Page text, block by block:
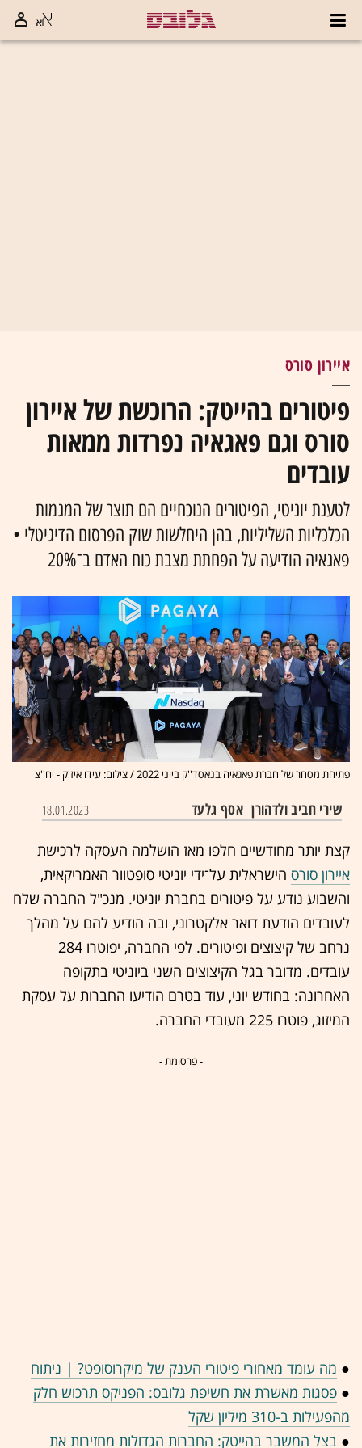
איירון סורס
פיטורים בהייטק: הרוכשת של איירון
סורס וגם פאגאיה נפרדות ממאות
עובדים
לטענת יוניטי, הפיטורים הנוכחיים הם תוצר של המגמות
הכלכליות השליליות, בהן היחלשות שוק הפרסום הדיגיטלי •
פאגאיה הודיעה על הפחתת מצבת כוח האדם ב־20%
פתיחת מסחר של חברת פאגאיה בנאסד''ק ביוני 2022 / צילום: עידו איז'ק - יח''צ
שירי חביב ולדהורן אסף גלעד 18.01.2023
קצת יותר מחודשיים חלפו מאז הושלמה העסקה לרכישת
איירון סורס הישראלית על־ידי יוניטי סופטוור האמריקאית,
והשבוע נודע על פיטורים בחברת יוניטי. מנכ"ל החברה שלח
לעובדים הודעת דואר אלקטרוני, ובה הודיע להם על מהלך
נרחב של קיצוצים ופיטורים. לפי החברה, יפוטרו 284
עובדים. מדובר בגל הקיצוצים השני ביוניטי בתקופה
האחרונה: בחודש יוני, עוד בטרם הודיעו החברות על עסקת
המיזוג, פוטרו 225 מעובדי החברה.
- פרסומת -
● מה עומד מאחורי פיטורי הענק של מיקרוסופט? | ניתוח
● פסגות מאשרת את חשיפת גלובס: הפניקס תרכוש חלק
מהפעילות ב-310 מיליון שקל
● בצל המשבר בהייטק: החברות הגדולות מחזירות את